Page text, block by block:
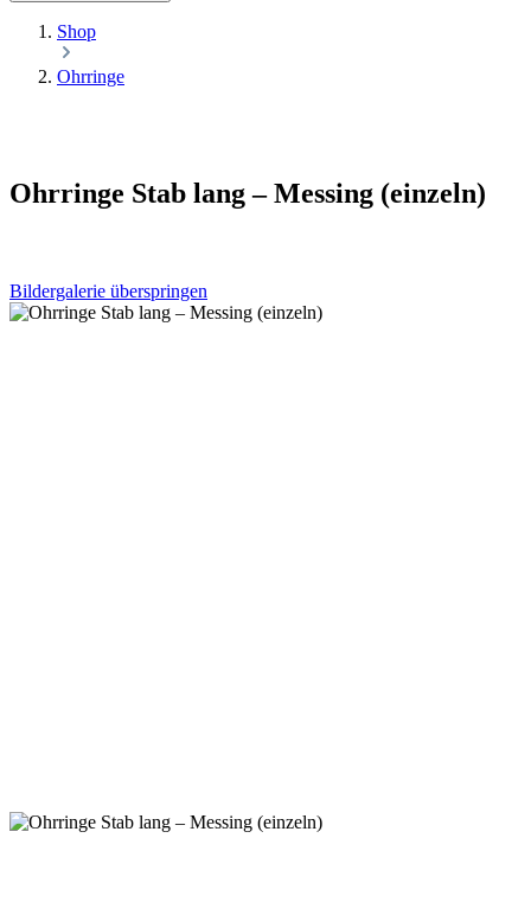
Shop
Ohrringe
Ohrringe Stab lang – Messing (einzeln)
Bildergalerie überspringen